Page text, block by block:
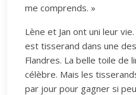
me comprends. »
Lène et Jan ont uni leur
est tisserand dans une
Flandres. La belle toile de
célèbre. Mais les
par jour pour gagner si